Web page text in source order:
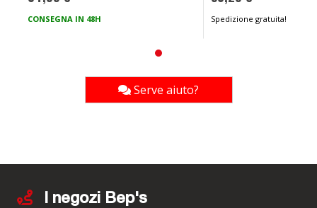
CONSEGNA IN 48H Spedizione gratuita!
Serve aiuto?
I negozi Bep's